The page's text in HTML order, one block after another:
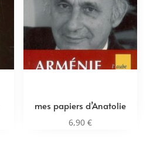
mes papiers d’Anatolie
6,90 €